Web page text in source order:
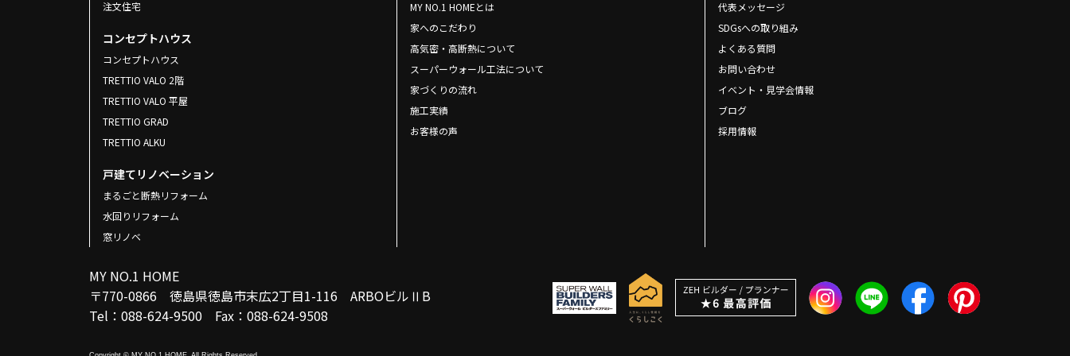
注文住宅
コンセプトハウス
コンセプトハウス
TRETTIO VALO 2階
TRETTIO VALO 平屋
TRETTIO GRAD
TRETTIO ALKU
戸建てリノベーション
まるごと断熱リフォーム
水回りリフォーム
窓リノベ
MY NO.1 HOMEとは
家へのこだわり
高気密・高断熱について
スーパーウォール工法について
家づくりの流れ
施工実績
お客様の声
代表メッセージ
SDGsへの取り組み
よくある質問
お問い合わせ
イベント・見学会情報
ブログ
採用情報
MY NO.1 HOME
〒770-0866 徳島県徳島市末広2丁目1-116 ARBOビルⅡB
Tel：088-624-9500 Fax：088-624-9508